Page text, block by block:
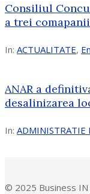
Consiliul
a trei
In: ACTUALITATE,
ANAR a
desalinizarea
In: ADMINISTRATIE
© 2025 Business IN